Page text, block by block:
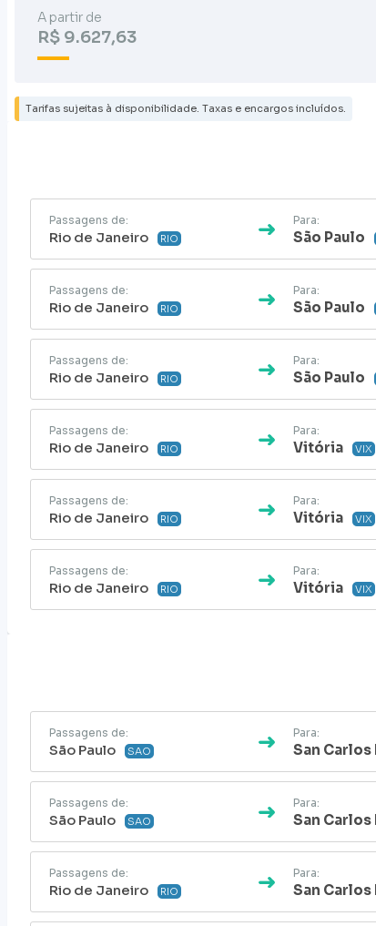
A partir de
R$ 9.627,63
Tarifas sujeitas à disponibilidade. Taxas e encargos incluídos.
Passagens de:
Rio de Janeiro RIO
Para:
São Paulo
Passagens de:
Rio de Janeiro RIO
Para:
São Paulo
Passagens de:
Rio de Janeiro RIO
Para:
São Paulo
Passagens de:
Rio de Janeiro RIO
Para:
Vitória VIX
Passagens de:
Rio de Janeiro RIO
Para:
Vitória VIX
Passagens de:
Rio de Janeiro RIO
Para:
Vitória VIX
Passagens de:
São Paulo SAO
Para:
San
Passagens de:
São Paulo SAO
Para:
San
Passagens de:
Rio de Janeiro RIO
Para:
San